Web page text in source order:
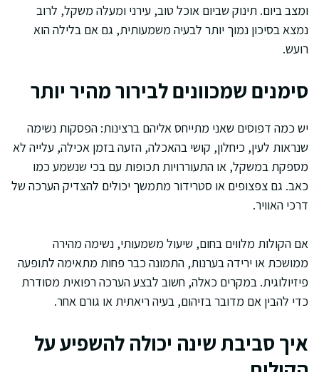
ומצב ביום. תינוק שביום אוכל טוב, עירני ומעלה משקל, לרוב
נמצא בסיכון נמוך יותר לבעיה משמעותית, גם אם בלילה הוא
רועש.
סימנים שמכוונים לבירור מהיר יותר
יש כמה דפוסים שאני מתייחס אליהם ברצינות: הפסקות נשימה
שנראות לעין, כיחלון, קושי בהאכלה, הזעה בזמן אכילה, עלייה לא
מספקת במשקל, או התעוררויות תכופות עם בכי שנשמע כמו
כאב. גם צפצופים או סטרידור מתמשך יכולים להצדיק הערכה של
דרכי האוויר.
אם הקולות מלווים בחום, שיעול משמעותי, נשימה מהירה
ממושכת או ירידה בערנות, התמונה כבר פחות מתאימה לתופעה
פיזיולוגית. במקרים כאלה, חשוב לבצע הערכה רפואית מסודרת
כדי להבין אם מדובר בזיהום, בעיה ריאתית או גורם אחר.
איך סביבת שינה יכולה להשפיע על